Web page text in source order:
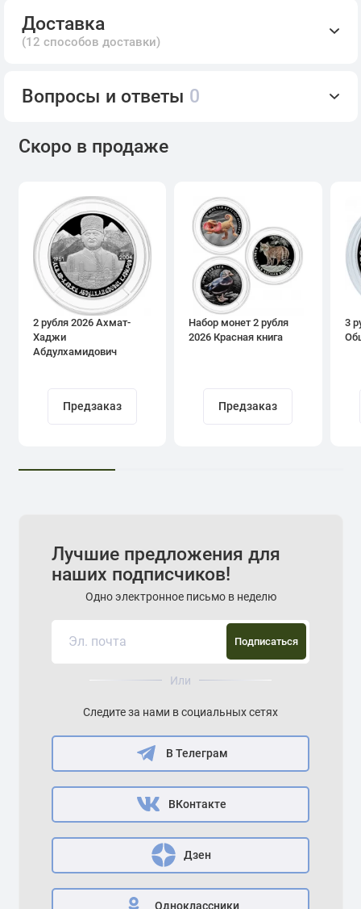
Доставка
(12 способов доставки)
Вопросы и ответы 0
Скоро в продаже
2 рубля 2026 Ахмат-
Хаджи
Абдулхамидович
Предзаказ
Набор монет 2 рубля
2026 Красная книга
Предзаказ
3
Лучшие предложения для
наших подписчиков!
Одно электронное письмо в неделю
Подписаться
Или
Следите за нами в социальных сетях
В Телеграм
ВКонтакте
Дзен
Одноклассники